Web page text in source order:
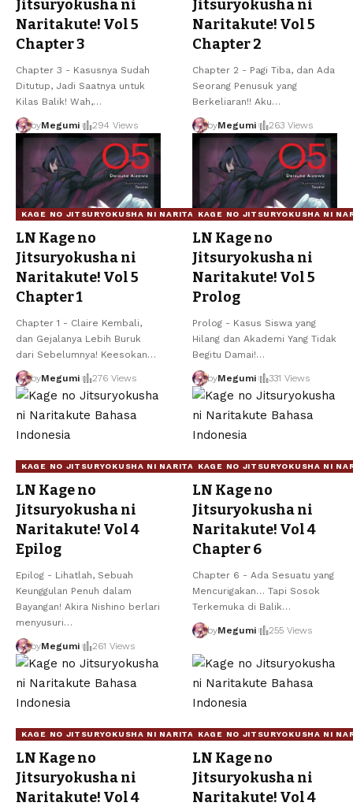
Jitsuryokusha ni
Naritakute! Vol 5
Chapter 3
Chapter 3 - Kasusnya Sudah
Ditutup, Jadi Saatnya untuk
Kilas Balik! Wah,…
byMegumi 294 Views
Jitsuryokusha ni
Naritakute! Vol 5
Chapter 2
Chapter 2 - Pagi Tiba, dan Ada
Seorang Penusuk yang
Berkeliaran!! Aku…
byMegumi 263 Views
KAGE NO JITSURYOKUSHA NI NARITAKUTE!
LN Kage no
Jitsuryokusha ni
Naritakute! Vol 5
Chapter 1
Chapter 1 - Claire Kembali,
dan Gejalanya Lebih Buruk
dari Sebelumnya! Keesokan…
byMegumi 276 Views
KAGE NO JITSURYOKUSHA NI
LN Kage no
Jitsuryokusha ni
Naritakute! Vol 5
Prolog
Prolog - Kasus Siswa yang
Hilang dan Akademi Yang Tidak
Begitu Damai!…
byMegumi 331 Views
KAGE NO JITSURYOKUSHA NI NARITAKUTE!
LN Kage no
Jitsuryokusha ni
Naritakute! Vol 4
Epilog
Epilog - Lihatlah, Sebuah
Keunggulan Penuh dalam
Bayangan! Akira Nishino berlari
menyusuri…
byMegumi 261 Views
KAGE NO JITSURYOKUSHA NI
LN Kage no
Jitsuryokusha ni
Naritakute! Vol 4
Chapter 6
Chapter 6 - Ada Sesuatu yang
Mencurigakan… Tapi Sosok
Terkemuka di Balik…
byMegumi 255 Views
KAGE NO JITSURYOKUSHA NI NARITAKUTE!
LN Kage no
Jitsuryokusha ni
Naritakute! Vol 4
KAGE NO JITSURYOKUSHA NI
LN Kage no
Jitsuryokusha ni
Naritakute! Vol 4